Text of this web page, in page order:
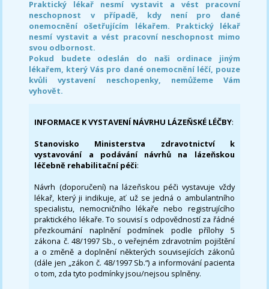
Praktický lékař nesmí vystavit a vést pracovní
neschopnost v případě, kdy není pro dané
onemocnění ošetřujícím lékařem. Praktický lékař
nesmí vystavit a vést pracovní neschopnost mimo
svou odbornost.
Pokud budete odeslán do naši ordinace jiným
lékařem, který Vás pro dané onemocnění léčí, pouze
kvůli vystavení neschopenky, nemůžeme Vám
vyhovět.
INFORMACE K VYSTAVENÍ NÁVRHU LÁZEŇSKÉ LÉČBY:
Stanovisko Ministerstva zdravotnictví k
vystavování a podávání návrhů na lázeňskou
léčebně rehabilitační péči:
Návrh (doporučení) na lázeňskou péči vystavuje vždy
lékař, který ji indikuje, ať už se jedná o ambulantního
specialistu, nemocničního lékaře nebo registrujícího
praktického lékaře. To souvisí s odpovědností za řádné
přezkoumání naplnění podmínek podle přílohy 5
zákona č. 48/1997 Sb., o veřejném zdravotním pojištění
a o změně a doplnění některých souvisejících zákonů
(dále jen „zákon č. 48/1997 Sb.“) a informování pacienta
o tom, zda tyto podmínky jsou/nejsou splněny.